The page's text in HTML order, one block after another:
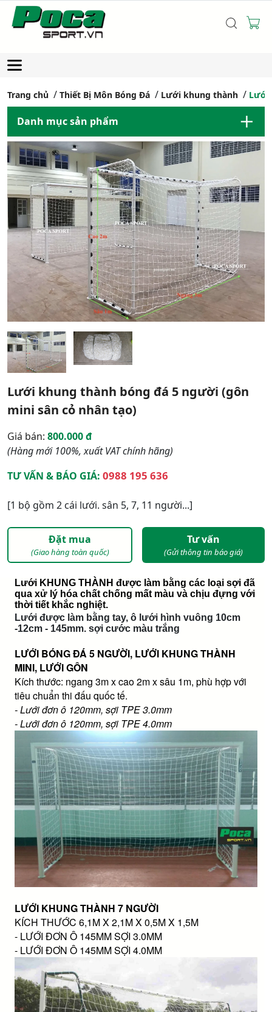
Trang chủ Thiết Bị Môn Bóng Đá Lưới khung thành Lưới
Danh mục sản phẩm
Lưới khung thành bóng đá 5 người (gôn
mini sân cỏ nhân tạo)
Giá bán: 800.000 đ
(Hàng mới 100%, xuất VAT chính hãng)
TƯ VẤN & BÁO GIÁ: 0988 195 636
[1 bộ gồm 2 cái lưới. sân 5, 7, 11 người...]
Đặt mua
(Giao hàng toàn quốc)
Tư vấn
(Gửi thông tin báo giá)
Lưới KHUNG THÀNH được làm bằng các loại sợi đã
qua xử lý hóa chất chống mất màu và chịu đựng với
thời tiết khắc nghiệt.
Lưới được làm bằng tay, ô lưới hình vuông 10cm
-12cm - 145mm. sợi cước màu trắng
LƯỚI BÓNG ĐÁ 5 NGƯỜI, LƯỚI KHUNG THÀNH
MINI, LƯỚI GÔN
Kích thước: ngang 3m x cao 2m x sâu 1m, phù hợp với
tiêu chuẩn thi đấu quốc tế.
- Lưới đơn ô 120mm, sợi TPE 3.0mm
- Lưới đơn ô 120mm, sợi TPE 4.0mm
LƯỚI KHUNG THÀNH 7 NGƯỜI
KÍCH THƯỚC 6,1M X 2,1M X 0,5M X 1,5M
- LƯỚI ĐƠN Ô 145MM SỢI 3.0MM
- LƯỚI ĐƠN Ô 145MM SỢI 4.0MM